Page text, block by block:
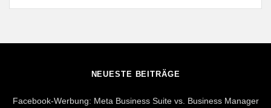
NEUESTE BEITRÄGE
Facebook-Werbung: Meta Business Suite vs. Business Manager